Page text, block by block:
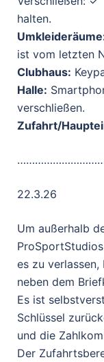
halten.
ist vom letzten
Clubhaus:
Halle:
verschließen.
Zufahrt/
22.3.26
Um außerhalb
es zu
neben dem
Es ist
Schlüssel
und die
Der